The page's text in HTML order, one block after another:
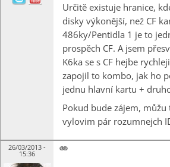
Určitě existuje hranice,
disky výkonější, než CF
486ky/Pentidla 1 je to
prospěch CF. A jsem
K6ka se s CF hejbe
zapojil to kombo, jak ho
jednu hlavní kartu +
Pokud bude zájem,
vylovim pár rozumnejch
26/03/2013 -
15:36